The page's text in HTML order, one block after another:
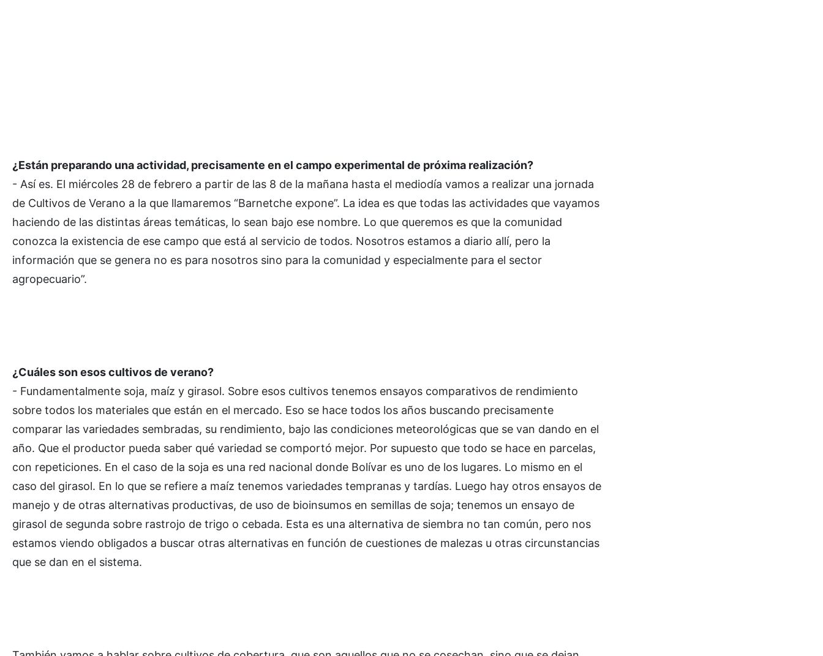
¿Están preparando una actividad, precisamente en el campo experimental de próxima realización?
- Así es. El miércoles 28 de febrero a partir de las 8 de la mañana hasta el mediodía vamos a realizar una jornada
de Cultivos de Verano a la que llamaremos “Barnetche expone”. La idea es que todas las actividades que vayamos
haciendo de las distintas áreas temáticas, lo sean bajo ese nombre. Lo que queremos es que la comunidad
conozca la existencia de ese campo que está al servicio de todos. Nosotros estamos a diario allí, pero la
información que se genera no es para nosotros sino para la comunidad y especialmente para el sector
agropecuario”.
¿Cuáles son esos cultivos de verano?
- Fundamentalmente soja, maíz y girasol. Sobre esos cultivos tenemos ensayos comparativos de rendimiento
sobre todos los materiales que están en el mercado. Eso se hace todos los años buscando precisamente
comparar las variedades sembradas, su rendimiento, bajo las condiciones meteorológicas que se van dando en el
año. Que el productor pueda saber qué variedad se comportó mejor. Por supuesto que todo se hace en parcelas,
con repeticiones. En el caso de la soja es una red nacional donde Bolívar es uno de los lugares. Lo mismo en el
caso del girasol. En lo que se refiere a maíz tenemos variedades tempranas y tardías. Luego hay otros ensayos de
manejo y de otras alternativas productivas, de uso de bioinsumos en semillas de soja; tenemos un ensayo de
girasol de segunda sobre rastrojo de trigo o cebada. Esta es una alternativa de siembra no tan común, pero nos
estamos viendo obligados a buscar otras alternativas en función de cuestiones de malezas u otras circunstancias
que se dan en el sistema.